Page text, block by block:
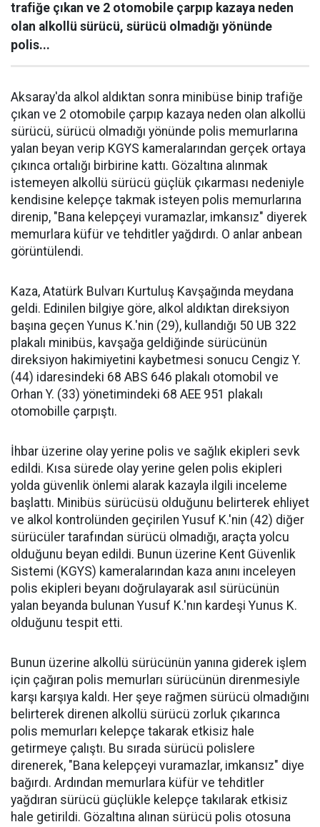
trafiğe çıkan ve 2 otomobile çarpıp kazaya neden
olan alkollü sürücü, sürücü olmadığı yönünde
polis...
Aksaray'da alkol aldıktan sonra minibüse binip trafiğe
çıkan ve 2 otomobile çarpıp kazaya neden olan alkollü
sürücü, sürücü olmadığı yönünde polis memurlarına
yalan beyan verip KGYS kameralarından gerçek ortaya
çıkınca ortalığı birbirine kattı. Gözaltına alınmak
istemeyen alkollü sürücü güçlük çıkarması nedeniyle
kendisine kelepçe takmak isteyen polis memurlarına
direnip, "Bana kelepçeyi vuramazlar, imkansız" diyerek
memurlara küfür ve tehditler yağdırdı. O anlar anbean
görüntülendi.
Kaza, Atatürk Bulvarı Kurtuluş Kavşağında meydana
geldi. Edinilen bilgiye göre, alkol aldıktan direksiyon
başına geçen Yunus K.'nin (29), kullandığı 50 UB 322
plakalı minibüs, kavşağa geldiğinde sürücünün
direksiyon hakimiyetini kaybetmesi sonucu Cengiz Y.
(44) idaresindeki 68 ABS 646 plakalı otomobil ve
Orhan Y. (33) yönetimindeki 68 AEE 951 plakalı
otomobille çarpıştı.
İhbar üzerine olay yerine polis ve sağlık ekipleri sevk
edildi. Kısa sürede olay yerine gelen polis ekipleri
yolda güvenlik önlemi alarak kazayla ilgili inceleme
başlattı. Minibüs sürücüsü olduğunu belirterek ehliyet
ve alkol kontrolünden geçirilen Yusuf K.'nin (42) diğer
sürücüler tarafından sürücü olmadığı, araçta yolcu
olduğunu beyan edildi. Bunun üzerine Kent Güvenlik
Sistemi (KGYS) kameralarından kaza anını inceleyen
polis ekipleri beyanı doğrulayarak asıl sürücünün
yalan beyanda bulunan Yusuf K.'nın kardeşi Yunus K.
olduğunu tespit etti.
Bunun üzerine alkollü sürücünün yanına giderek işlem
için çağıran polis memurları sürücünün direnmesiyle
karşı karşıya kaldı. Her şeye rağmen sürücü olmadığını
belirterek direnen alkollü sürücü zorluk çıkarınca
polis memurları kelepçe takarak etkisiz hale
getirmeye çalıştı. Bu sırada sürücü polislere
direnerek, "Bana kelepçeyi vuramazlar, imkansız" diye
bağırdı. Ardından memurlara küfür ve tehditler
yağdıran sürücü güçlükle kelepçe takılarak etkisiz
hale getirildi. Gözaltına alınan sürücü polis otosuna